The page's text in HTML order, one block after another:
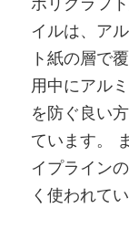
イルは、ア
ト紙の層で
用中にアル
を防ぐ良い
ています。
イプライン
く使われて